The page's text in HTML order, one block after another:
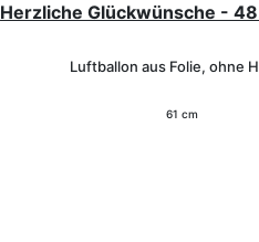
Herzliche Glückwünsche -
Luftballon aus Folie, ohne
61 cm